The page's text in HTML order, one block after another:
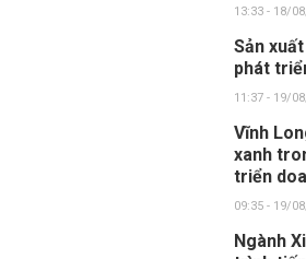
13:33 - 18/
Sản
phát
11:37 - 19/
Vĩnh
xanh
triển
09:35 - 19/
Ngành